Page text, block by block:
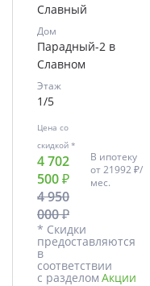
Славный
Дом
Парадный-2 в
Славном
Этаж
1/5
Цена со
скидкой *
4 702
500 ₽
4 950
000 ₽
В ипотеку
от21992 ₽/
мес.
* Скидки
предоставляются
в
соответствии
с разделом Акции